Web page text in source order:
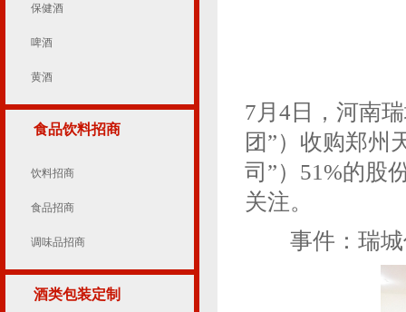
保健酒
啤酒
黄酒
食品饮料招商
饮料招商
食品招商
调味品招商
酒类包装定制
7月4日，河南
团”）收购郑州
司”）51%的股
关注。
事件：瑞城